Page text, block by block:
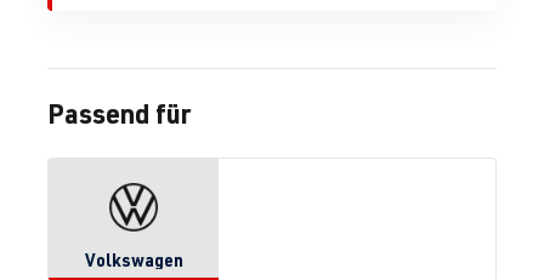
Passend für
Volkswagen